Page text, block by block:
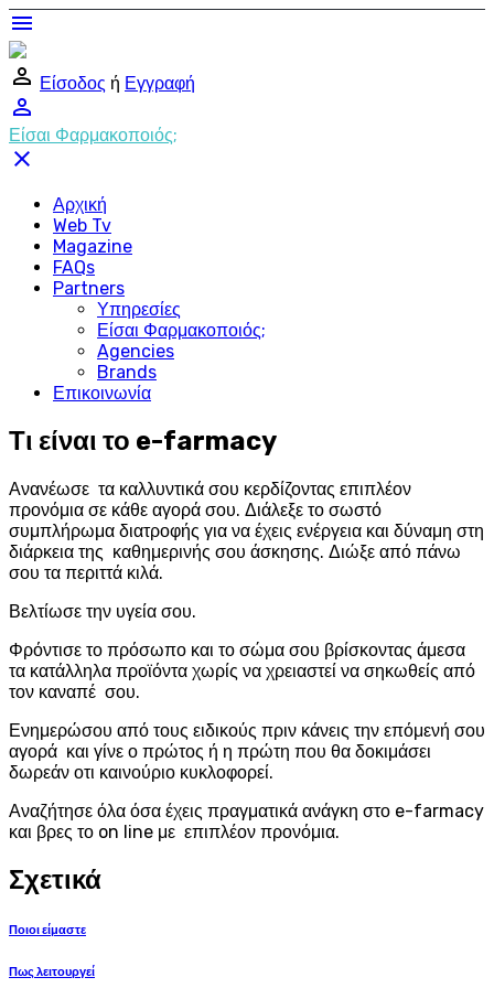
menu
perm_identity Είσοδος ή Εγγραφή
perm_identity
Είσαι Φαρμακοποιός;
close
Αρχική
Web Tv
Magazine
FAQs
Partners
Υπηρεσίες
Είσαι Φαρμακοποιός;
Agencies
Brands
Επικοινωνία
Τι είναι το e-farmacy
Ανανέωσε τα καλλυντικά σου κερδίζοντας επιπλέον
προνόμια σε κάθε αγορά σου. Διάλεξε το σωστό
συμπλήρωμα διατροφής για να έχεις ενέργεια και δύναμη στη
διάρκεια της καθημερινής σου άσκησης. Διώξε από πάνω
σου τα περιττά κιλά.
Βελτίωσε την υγεία σου.
Φρόντισε το πρόσωπο και το σώμα σου βρίσκοντας άμεσα
τα κατάλληλα προϊόντα χωρίς να χρειαστεί να σηκωθείς από
τον καναπέ σου.
Ενημερώσου από τους ειδικούς πριν κάνεις την επόμενή σου
αγορά και γίνε ο πρώτος ή η πρώτη που θα δοκιμάσει
δωρεάν οτι καινούριο κυκλοφορεί.
Αναζήτησε όλα όσα έχεις πραγματικά ανάγκη στο e-farmacy
και βρες το on line με επιπλέον προνόμια.
Σχετικά
Ποιοι είμαστε
Πως λειτουργεί